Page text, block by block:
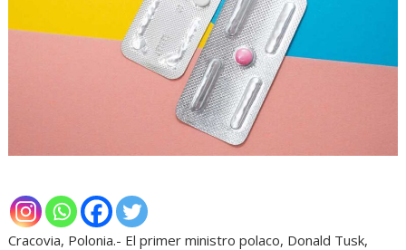
Cracovia, Polonia.- El primer ministro polaco, Donald Tusk,